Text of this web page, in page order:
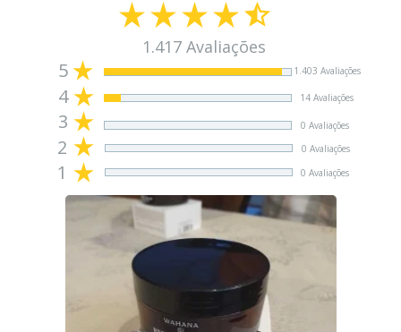
1.417 Avaliações
5 1.403 Avaliações
4 14 Avaliações
3 0 Avaliações
2 0 Avaliações
1 0 Avaliações